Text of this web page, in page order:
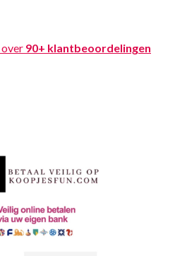
over 90+ klantbeoordelingen